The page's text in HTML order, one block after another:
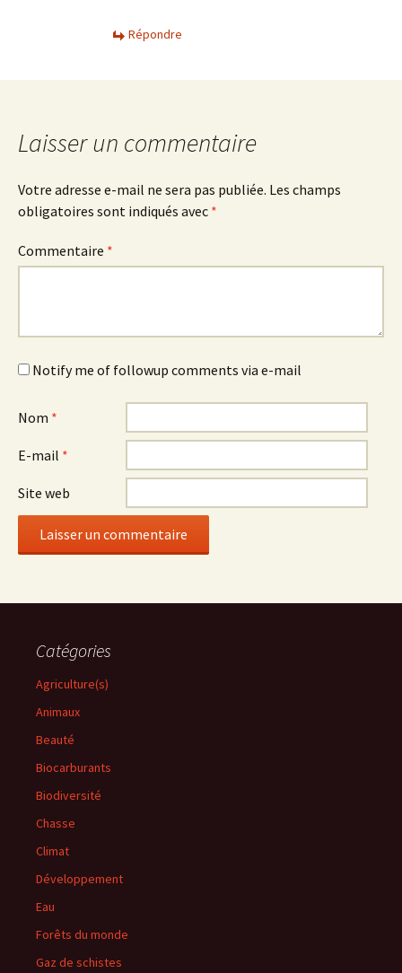
Répondre
Laisser un commentaire
Votre adresse e-mail ne sera pas publiée. Les champs
obligatoires sont indiqués avec *
Commentaire *
Notify me of followup comments via e-mail
Nom *
E-mail *
Site web
Catégories
Agriculture(s)
Animaux
Beauté
Biocarburants
Biodiversité
Chasse
Climat
Développement
Eau
Forêts du monde
Gaz de schistes